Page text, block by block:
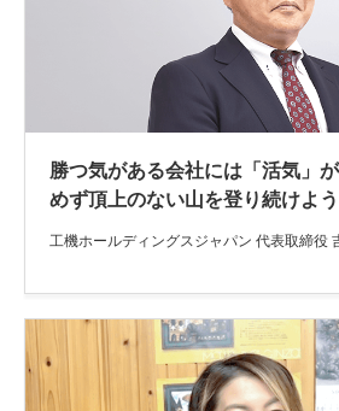
勝つ気がある会社には「活気」
めず頂上のない山を登り続けよう
工機ホールディングスジャパン 代表取締役